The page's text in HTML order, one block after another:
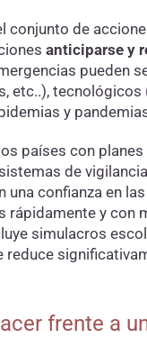
conjunto de
anticiparse y
pueden
etc..),
y
países con
de
confianza en
rápidamente y con
simulacros
frente a